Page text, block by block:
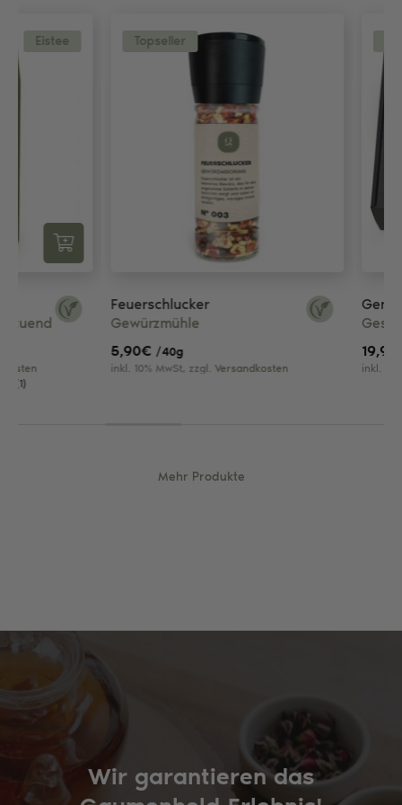
Topseller
Feuerschlucker
Gewürzmühle
inkl. 10% MwSt, zzgl. Versandkosten
Genussbox –
Geschenkideen
inkl. 20% MwSt, zzgl.
Mehr Produkte
Wir garantieren das